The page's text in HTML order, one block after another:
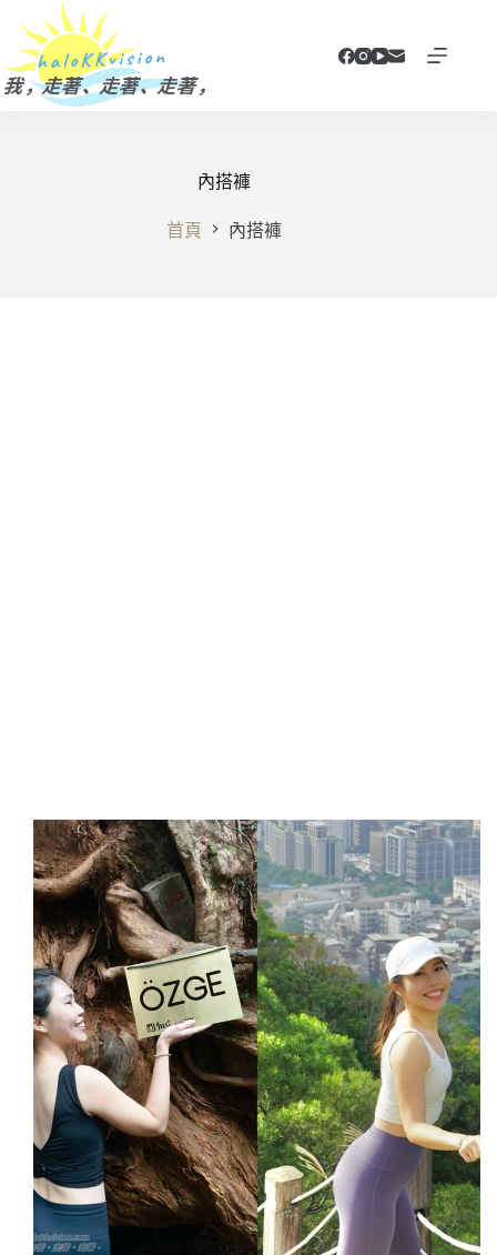
主
要
內搭褲
首頁 內搭褲